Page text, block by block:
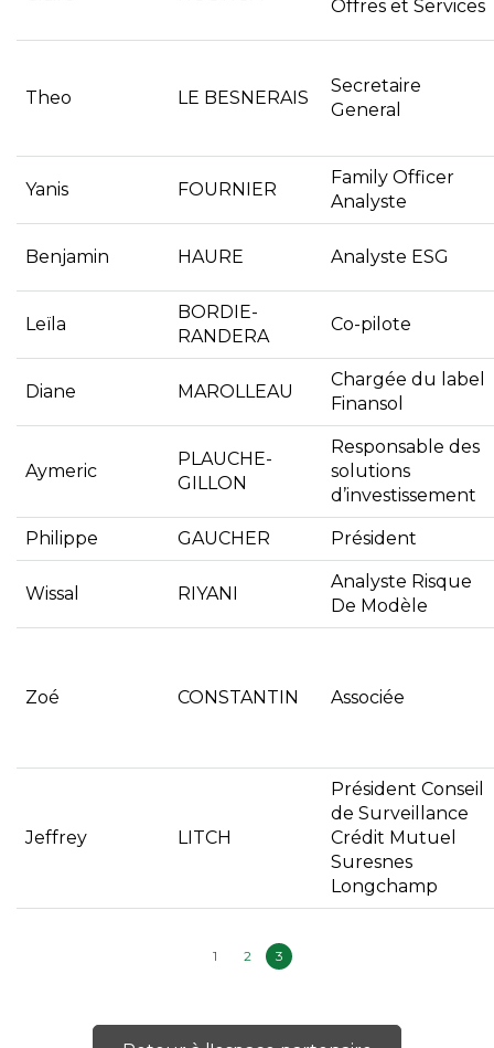
Offres et Services
Theo LE BESNERAIS
Secretaire
General
Yanis FOURNIER
Family Officer
Analyste
Benjamin HAURE Analyste ESG
Leïla
BORDIE-
RANDERA
Co-pilote
Diane MAROLLEAU
Chargée du label
Finansol
Aymeric
PLAUCHE-
GILLON
Responsable des
solutions
d’investissement
Philippe GAUCHER Président
Wissal RIYANI
Analyste Risque
De Modèle
Zoé CONSTANTIN Associée
Jeffrey LITCH
Président Conseil
de Surveillance
Crédit Mutuel
Suresnes
Longchamp
1 2 3